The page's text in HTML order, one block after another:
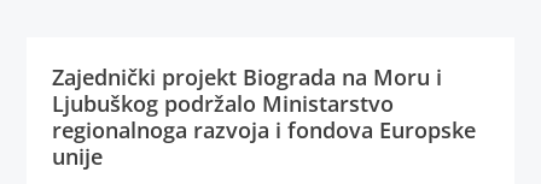
Zajednički projekt Biograda na Moru i
Ljubuškog podržalo Ministarstvo
regionalnoga razvoja i fondova Europske
unije